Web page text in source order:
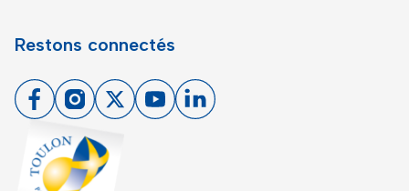
Restons connectés
FacebookInstagram
X YoutubeLinkedin